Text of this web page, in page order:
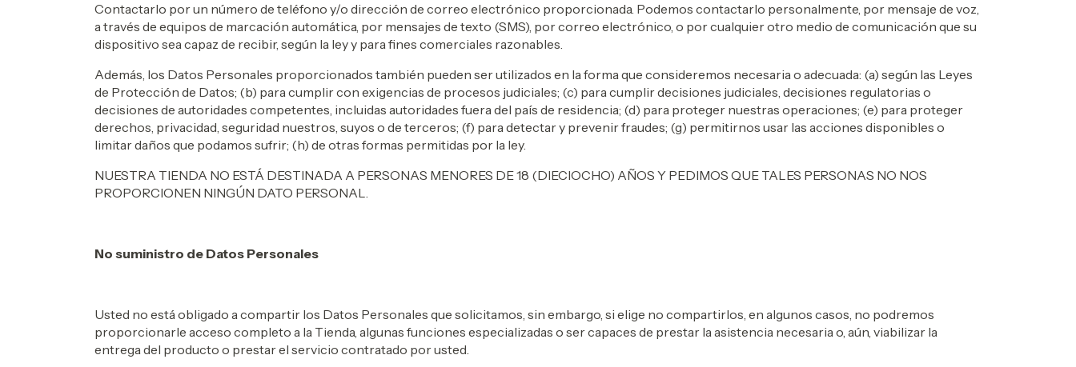
Contactarlo por un número de teléfono y/o dirección de correo electrónico proporcionada. Podemos contactarlo personalmente, por mensaje de voz,
a través de equipos de marcación automática, por mensajes de texto (SMS), por correo electrónico, o por cualquier otro medio de comunicación que su
dispositivo sea capaz de recibir, según la ley y para fines comerciales razonables.
Además, los Datos Personales proporcionados también pueden ser utilizados en la forma que consideremos necesaria o adecuada: (a) según las Leyes
de Protección de Datos; (b) para cumplir con exigencias de procesos judiciales; (c) para cumplir decisiones judiciales, decisiones regulatorias o
decisiones de autoridades competentes, incluidas autoridades fuera del país de residencia; (d) para proteger nuestras operaciones; (e) para proteger
derechos, privacidad, seguridad nuestros, suyos o de terceros; (f) para detectar y prevenir fraudes; (g) permitirnos usar las acciones disponibles o
limitar daños que podamos sufrir; (h) de otras formas permitidas por la ley.
NUESTRA TIENDA NO ESTÁ DESTINADA A PERSONAS MENORES DE 18 (DIECIOCHO) AÑOS Y PEDIMOS QUE TALES PERSONAS NO NOS
PROPORCIONEN NINGÚN DATO PERSONAL.
No suministro de Datos Personales
Usted no está obligado a compartir los Datos Personales que solicitamos, sin embargo, si elige no compartirlos, en algunos casos, no podremos
proporcionarle acceso completo a la Tienda, algunas funciones especializadas o ser capaces de prestar la asistencia necesaria o, aún, viabilizar la
entrega del producto o prestar el servicio contratado por usted.